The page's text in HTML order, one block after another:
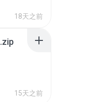
18天之前
15天之前